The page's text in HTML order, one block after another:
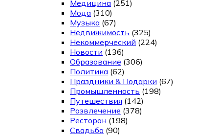
Медицина (251)
Мода (310)
Музыка (67)
Недвижимость (325)
Некоммерческий (224)
Новости (136)
Образование (306)
Политика (62)
Праздники & Подарки (67)
Промышленность (198)
Путешествия (142)
Развлечение (378)
Ресторан (198)
Свадьба (90)